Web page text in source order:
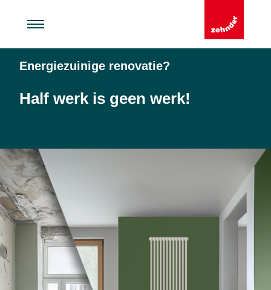
Energiezuinige renovatie?
Half werk is geen werk!